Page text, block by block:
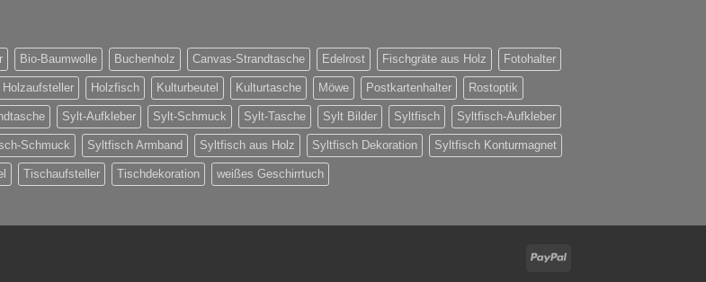
Bio-Baumwolle Buchenholz Canvas-Strandtasche Edelrost Fischgräte aus Holz Fotohalter
Holzaufsteller Holzfisch Kulturbeutel Kulturtasche Möwe Postkartenhalter Rostoptik
Sylt-Aufkleber Sylt-Schmuck Sylt-Tasche Sylt Bilder Syltfisch Syltfisch-Aufkleber
Schmuck Syltfisch Armband Syltfisch aus Holz Syltfisch Dekoration Syltfisch Konturmagnet
Tischaufsteller Tischdekoration weißes Geschirrtuch
PayPal